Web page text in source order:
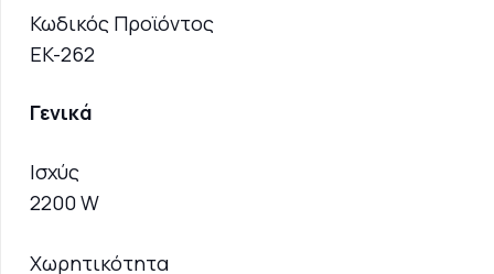
Κωδικός Προϊόντος
EK-262
Γενικά
Ισχύς
2200 W
Χωρητικότητα